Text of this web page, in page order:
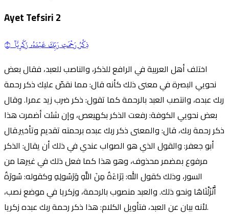
Ayet Tefsiri2
ذِكۡرُ رَحۡمَتِرَبِّكَ عَبۡدَهُۥ زَكَرِيَّآ ٢
اختلف أهل العربية في الرافع للذكر، والناصب للعبد، فقال بعض
نحويي البصرة في معنى ذلك كأنه قال: مما نقصّ عليك ذكر رحمة
ربك عبده، وانتصب العبد بالرحمة كما تقول: ذكر ضرب زيد عمرا. وقال
بعض نحويي الكوفة: رفعت الذكر بكهيعص، وإن شئت أضمرت هذا
ذكر رحمة ربك، قال: والمعنى ذكر ربك عبده برحمته تقديم وتأخير.قال
أبو جعفر: والقول الذي هو الصواب عندي في ذلك أن يقال: الذكر
مرفوع بمضمر محذوف، وهو هذا كما فعل ذلك في غيرها من
السور، وذلك كقول الله: بَرَاءَةٌ مِنَ اللَّهِ وَرَسُولِهِ وكقوله: سُورَةٌ
أَنْزَلْنَاهَا ونحو ذلك. والعبد منصوب بالرحمة، وزكريا في موضع نصب،
لأنه بيان عن العبد، فتأويل الكلام: هذا ذكر رحمة ربك عبده زكريا.